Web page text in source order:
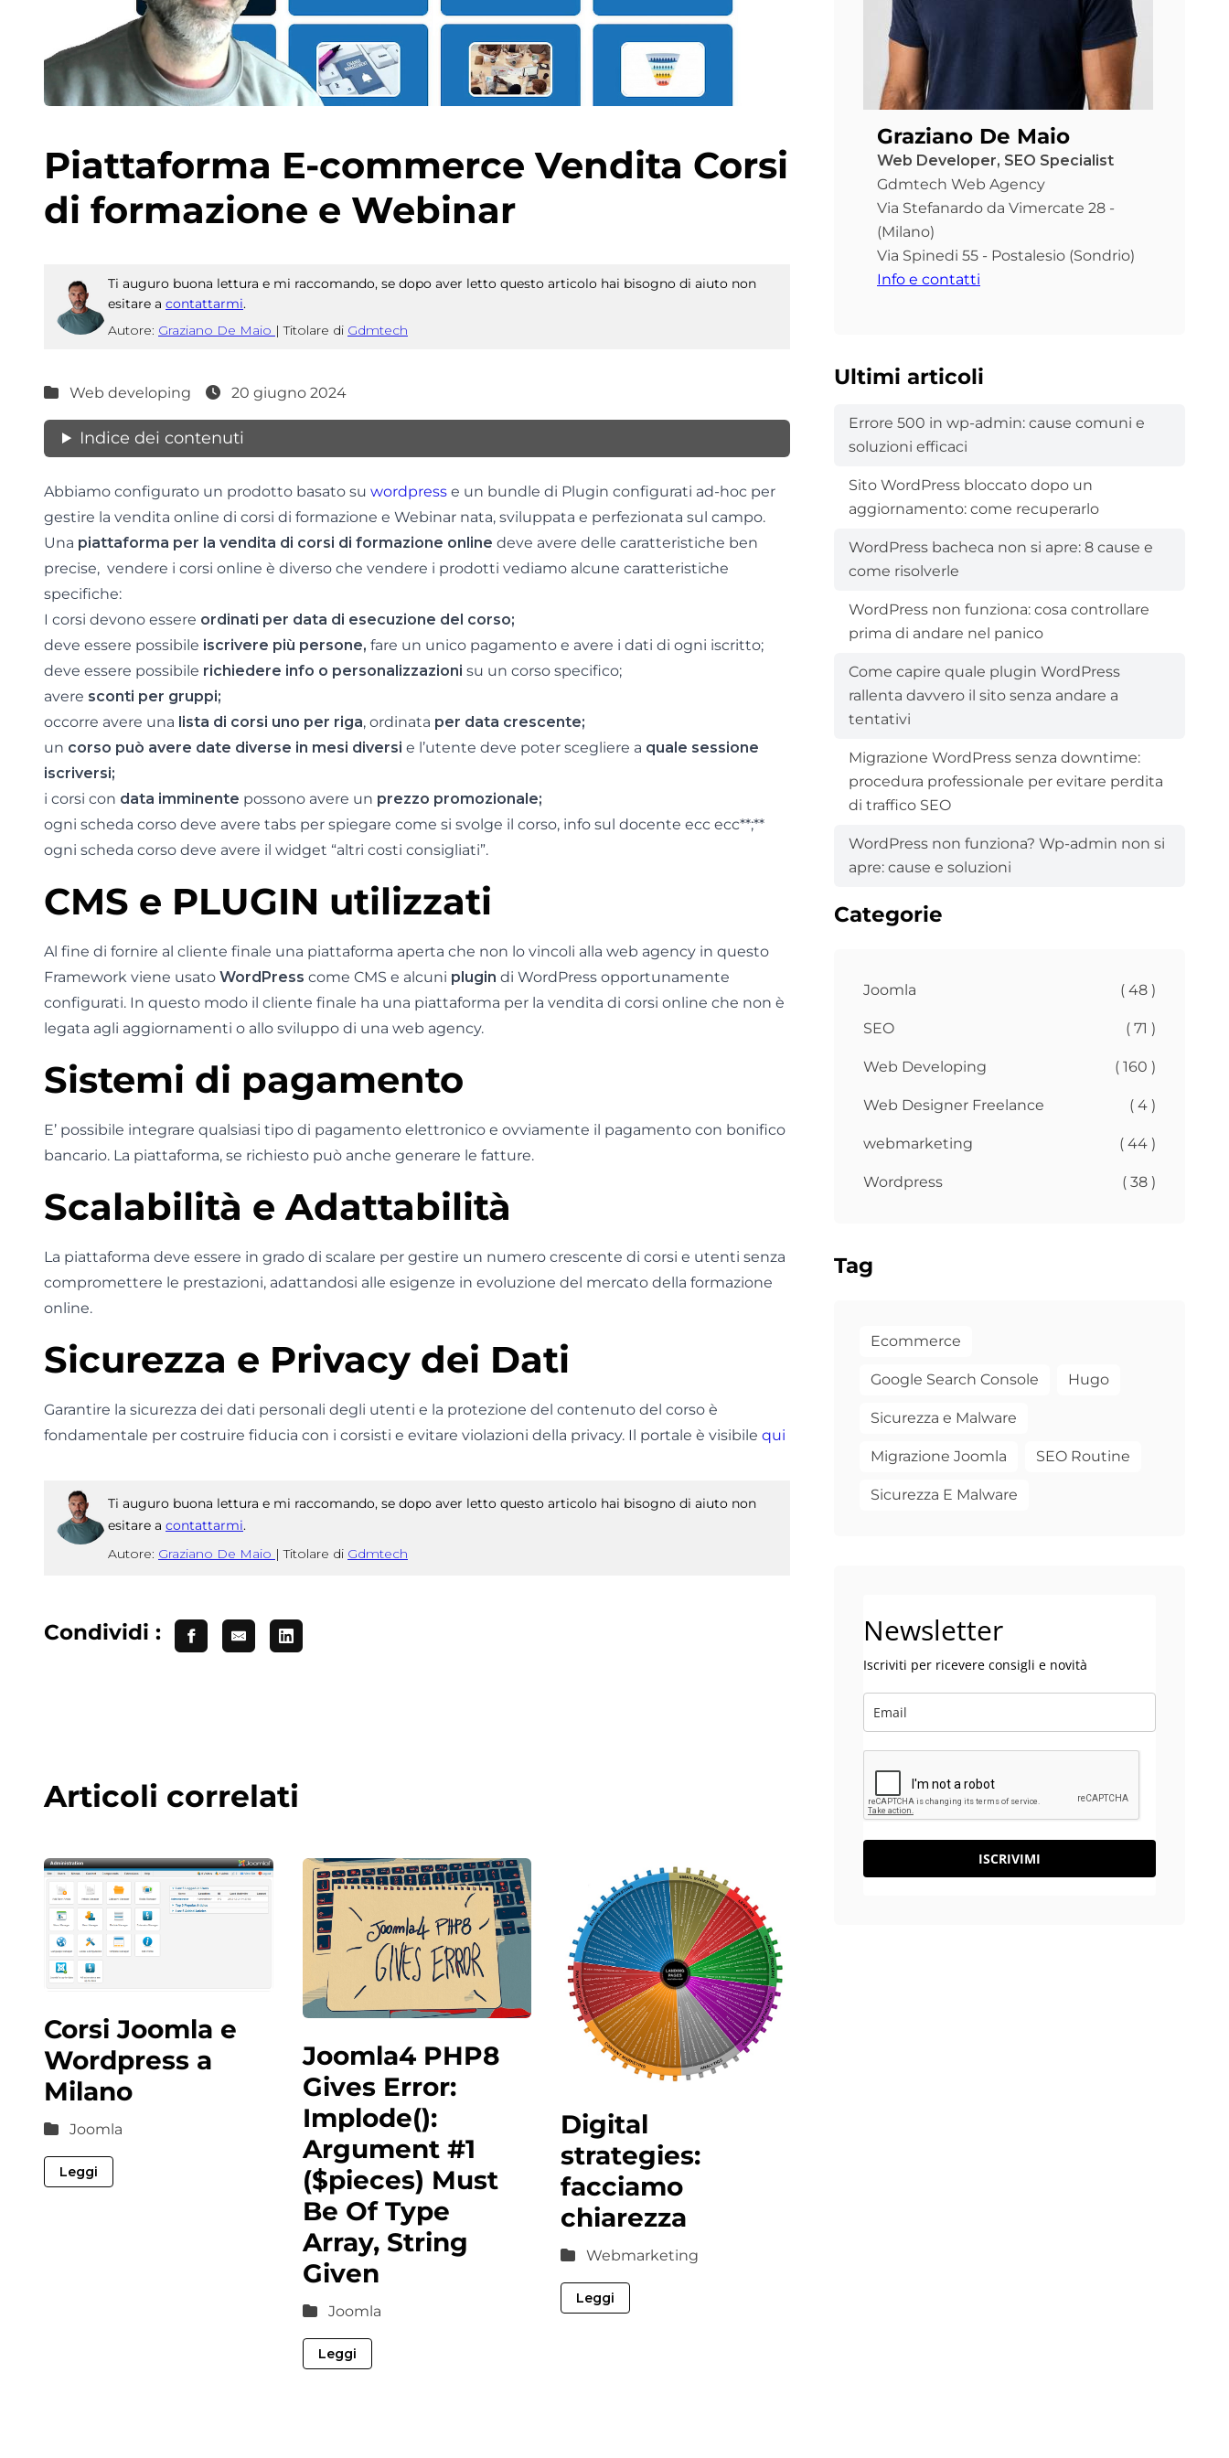
Piattaforma E-commerce Vendita Corsi
di formazione e Webinar
Ti auguro buona lettura e mi raccomando, se dopo aver letto questo articolo hai bisogno di aiuto non
esitare a contattarmi.
Autore: Graziano De Maio | Titolare di Gdmtech
Web developing 20 giugno 2024
Indice dei contenuti
Abbiamo configurato un prodotto basato su wordpress e un bundle di Plugin configurati ad-hoc per
gestire la vendita online di corsi di formazione e Webinar nata, sviluppata e perfezionata sul campo.
Una piattaforma per la vendita di corsi di formazione online deve avere delle caratteristiche ben
precise, vendere i corsi online è diverso che vendere i prodotti vediamo alcune caratteristiche
specifiche:
I corsi devono essere ordinati per data di esecuzione del corso;
deve essere possibile iscrivere più persone, fare un unico pagamento e avere i dati di ogni iscritto;
deve essere possibile richiedere info o personalizzazioni su un corso specifico;
avere sconti per gruppi;
occorre avere una lista di corsi uno per riga, ordinata per data crescente;
un corso può avere date diverse in mesi diversi e l’utente deve poter scegliere a quale sessione
iscriversi;
i corsi con data imminente possono avere un prezzo promozionale;
ogni scheda corso deve avere tabs per spiegare come si svolge il corso, info sul docente ecc ecc**;**
ogni scheda corso deve avere il widget “altri costi consigliati”.
CMS e PLUGIN utilizzati
Al fine di fornire al cliente finale una piattaforma aperta che non lo vincoli alla web agency in questo
Framework viene usato WordPress come CMS e alcuni plugin di WordPress opportunamente
configurati. In questo modo il cliente finale ha una piattaforma per la vendita di corsi online che non è
legata agli aggiornamenti o allo sviluppo di una web agency.
Sistemi di pagamento
E’ possibile integrare qualsiasi tipo di pagamento elettronico e ovviamente il pagamento con bonifico
bancario. La piattaforma, se richiesto può anche generare le fatture.
Scalabilità e Adattabilità
La piattaforma deve essere in grado di scalare per gestire un numero crescente di corsi e utenti senza
compromettere le prestazioni, adattandosi alle esigenze in evoluzione del mercato della formazione
online.
Sicurezza e Privacy dei Dati
Garantire la sicurezza dei dati personali degli utenti e la protezione del contenuto del corso è
fondamentale per costruire fiducia con i corsisti e evitare violazioni della privacy. Il portale è visibile qui
Ti auguro buona lettura e mi raccomando, se dopo aver letto questo articolo hai bisogno di aiuto non
esitare a contattarmi.
Autore: Graziano De Maio | Titolare di Gdmtech
Condividi :
Articoli correlati
Corsi Joomla e
Wordpress a
Milano
Joomla
Leggi
Joomla4 PHP8
Gives Error:
Implode():
Argument #1
($pieces) Must
Be Of Type
Array, String
Given
Joomla
Leggi
Digital
strategies:
facciamo
chiarezza
Webmarketing
Leggi
Graziano De Maio
Web Developer, SEO Specialist
Gdmtech Web Agency
Via Stefanardo da Vimercate 28 -
(Milano)
Via Spinedi 55 - Postalesio (Sondrio)
Info e contatti
Ultimi articoli
Errore 500 in wp-admin: cause comuni e
soluzioni efficaci
Sito WordPress bloccato dopo un
aggiornamento: come recuperarlo
WordPress bacheca non si apre: 8 cause e
come risolverle
WordPress non funziona: cosa controllare
prima di andare nel panico
Come capire quale plugin WordPress
rallenta davvero il sito senza andare a
tentativi
Migrazione WordPress senza downtime:
procedura professionale per evitare perdita
di traffico SEO
WordPress non funziona? Wp-admin non si
apre: cause e soluzioni
Categorie
Joomla ( 48 )
SEO ( 71 )
Web Developing ( 160 )
Web Designer Freelance ( 4 )
webmarketing ( 44 )
Wordpress ( 38 )
Tag
Ecommerce
Google Search Console Hugo
Sicurezza e Malware
Migrazione Joomla SEO Routine
Sicurezza E Malware
Newsletter
Iscriviti per ricevere consigli e novità
ISCRIVIMI